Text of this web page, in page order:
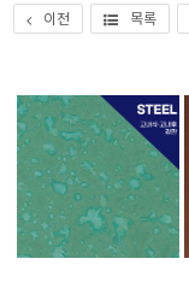
이전 목록